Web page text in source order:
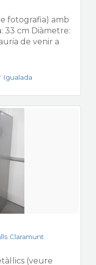
fotografia) amb
33 cm Diàmetre:
de venir a
Igualada
Claramunt
(veure